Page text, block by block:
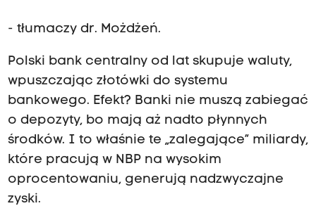
- tłumaczy dr. Możdżeń.
Polski bank centralny od lat skupuje waluty,
wpuszczając złotówki do systemu
bankowego. Efekt? Banki nie muszą zabiegać
o depozyty, bo mają aż nadto płynnych
środków. I to właśnie te „zalegające” miliardy,
które pracują w NBP na wysokim
oprocentowaniu, generują nadzwyczajne
zyski.